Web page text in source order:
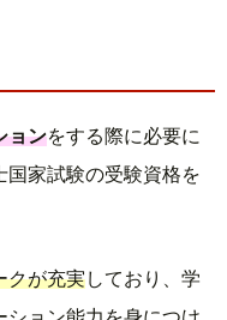
ョンをする際に必要に
家試験の受験資格を
クが充実しており、学